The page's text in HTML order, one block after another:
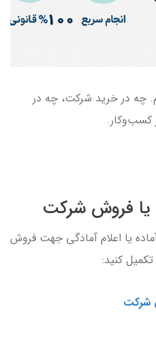
چه در خرید شرکت، چه در
کسب‌وکار.
یا فروش شرکت
یا اعلام آمادگی جهت فروش
کنید:
شرکت